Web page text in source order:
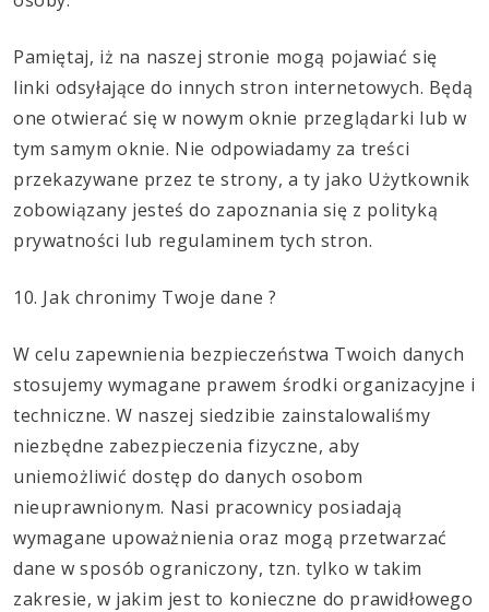
Pamiętaj, iż na naszej stronie mogą pojawiać się
linki odsyłające do innych stron internetowych. Będą
one otwierać się w nowym oknie przeglądarki lub w
tym samym oknie. Nie odpowiadamy za treści
przekazywane przez te strony, a ty jako Użytkownik
zobowiązany jesteś do zapoznania się z polityką
prywatności lub regulaminem tych stron.
10. Jak chronimy Twoje dane ?
W celu zapewnienia bezpieczeństwa Twoich danych
stosujemy wymagane prawem środki organizacyjne i
techniczne. W naszej siedzibie zainstalowaliśmy
niezbędne zabezpieczenia fizyczne, aby
uniemożliwić dostęp do danych osobom
nieuprawnionym. Nasi pracownicy posiadają
wymagane upoważnienia oraz mogą przetwarzać
dane w sposób ograniczony, tzn. tylko w takim
zakresie, w jakim jest to konieczne do prawidłowego